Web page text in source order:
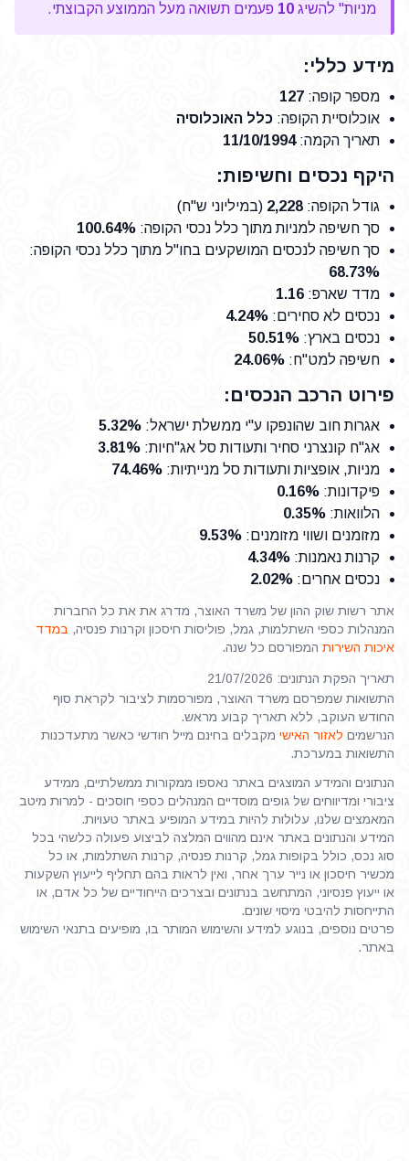
מניות" להשיג 10 פעמים תשואה מעל הממוצע הקבוצתי.
מידע כללי:
מספר קופה:
127
אוכלוסיית הקופה: כלל האוכלוסיה
תאריך הקמה:
11/10/1994
היקף נכסים וחשיפות:
גודל הקופה:
2,228 (במיליוני ש"ח)
סך חשיפה למניות מתוך כלל נכסי הקופה:
100.64%
סך חשיפה לנכסים המושקעים בחו"ל מתוך כלל נכסי הקופה:
68.73%
מדד שארפ:
1.16
נכסים לא סחירים:
4.24%
נכסים בארץ:
50.51%
חשיפה למט"ח:
24.06%
פירוט הרכב הנכסים:
אגרות חוב שהונפקו ע"י ממשלת ישראל:
5.32%
אג"ח קונצרני סחיר ותעודות סל אג"חיות:
3.81%
מניות, אופציות ותעודות סל מנייתיות:
74.46%
פיקדונות:
0.16%
הלוואות:
0.35%
מזומנים ושווי מזומנים:
9.53%
קרנות נאמנות:
4.34%
נכסים אחרים:
2.02%
אתר רשות שוק ההון של משרד האוצר, מדרג את את כל החברות
המנהלות כספי השתלמות, גמל, פוליסות חיסכון וקרנות פנסיה, במדד
איכות השירות המפורסם כל שנה.
תאריך הפקת הנתונים: 21/07/2026
התשואות שמפרסם משרד האוצר, מפורסמות לציבור לקראת סוף
החודש העוקב, ללא תאריך קבוע מראש.
הנרשמים לאזור האישי מקבלים בחינם מייל חודשי כאשר מתעדכנות
התשואות במערכת.
הנתונים והמידע המוצגים באתר נאספו ממקורות ממשלתיים, ממידע
ציבורי ומדיווחים של גופים מוסדיים המנהלים כספי חוסכים - למרות מיטב
המאמצים שלנו, עלולות להיות במידע המופיע באתר טעויות.
המידע והנתונים באתר אינם מהווים המלצה לביצוע פעולה כלשהי בכל
סוג נכס, כולל בקופות גמל, קרנות פנסיה, קרנות השתלמות, או כל
מכשיר חיסכון או נייר ערך אחר, ואין לראות בהם תחליף לייעוץ השקעות
או ייעוץ פנסיוני, המתחשב בנתונים ובצרכים הייחודיים של כל אדם, או
התייחסות להיבטי מיסוי שונים.
פרטים נוספים, בנוגע למידע והשימוש המותר בו, מופיעים בתנאי השימוש
באתר.